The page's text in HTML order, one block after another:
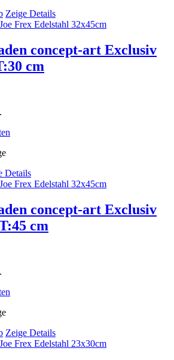
Zeige Details
concept-art Exclusiv
cm
Details
concept-art Exclusiv
cm
Zeige Details